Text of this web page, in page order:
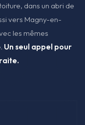
dans un abri de
vers Magny-en-
les mêmes
Un seul appel pour